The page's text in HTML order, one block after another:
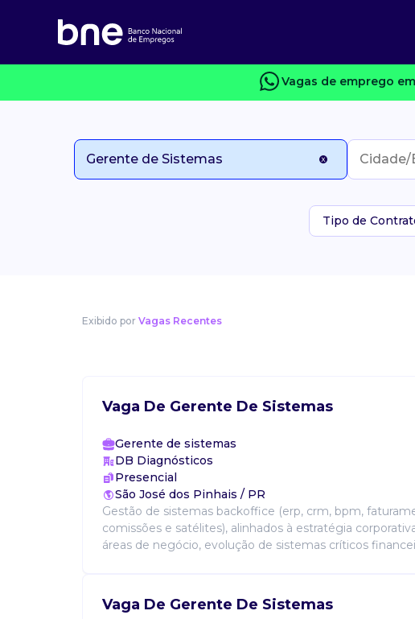
Vagas de emprego
Tipo de
Exibido por Vagas Recentes
Vaga De Gerente De Sistemas
Gerente de sistemas
DB Diagnósticos
Presencial
São José dos Pinhais / PR
Gestão de sistemas backoffice (erp, crm, bpm,
comissões e satélites), alinhados à estratégia
áreas de negócio, evolução de sistemas críticos
Vaga De Gerente De Sistemas